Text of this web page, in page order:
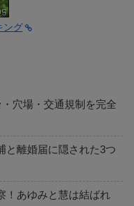
ング
穴場・交通規制を完全
と離婚届に隠された3つ
！あゆみと慧は結ばれ